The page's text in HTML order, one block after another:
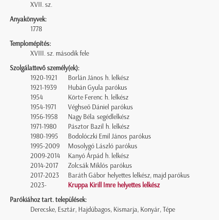
XVII. sz.
Anyakönyvek:
1778
Templomépítés:
XVIII. sz. második fele
Szolgálattevő személy(ek):
1920-1921
Borlán János h. lelkész
1921-1939
Hubán Gyula parókus
1954
Körte Ferenc h. lelkész
1954-1971
Véghseő Dániel parókus
1956-1958
Nagy Béla segédlelkész
1971-1980
Pásztor Bazil h. lelkész
1980-1995
Bodolóczki Emil János parókus
1995-2009
Mosolygó László parókus
2009-2014
Kanyó Árpád h. lelkész
2014-2017
Zolcsák Miklós parókus
2017-2023
Baráth Gábor helyettes lelkész, majd parókus
2023-
Kruppa Kirill Imre helyettes lelkész
Parókiához tart. települések:
Derecske, Esztár, Hajdúbagos, Kismarja, Konyár, Tépe